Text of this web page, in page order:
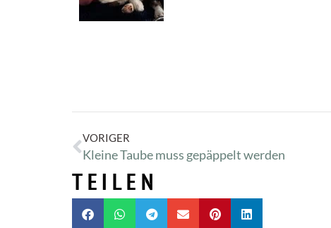
VORIGER
Kleine Taube muss gepäppelt werden
TEILEN